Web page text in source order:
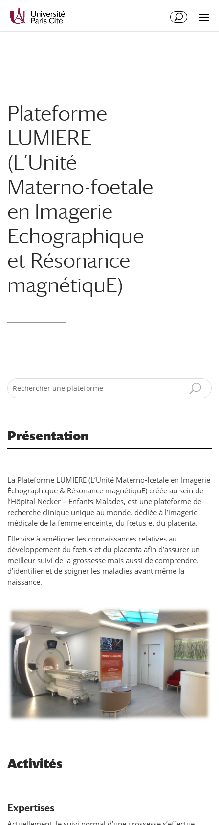
contenu
Plateforme
LUMIERE
(L’Unité
Materno-foetale
en Imagerie
Echographique
et Résonance
magnétiquE)
Search
Présentation
La Plateforme LUMIERE (L’Unité Materno-fœtale en Imagerie
Échographique & Résonance magnétiquE) créée au sein de
l’Hôpital Necker – Enfants Malades, est une plateforme de
recherche clinique unique au monde, dédiée à l’imagerie
médicale de la femme enceinte, du fœtus et du placenta.
Elle vise à améliorer les connaissances relatives au
développement du fœtus et du placenta afin d’assurer un
meilleur suivi de la grossesse mais aussi de comprendre,
d’identifier et de soigner les maladies avant même la
naissance.
Activités
Expertises